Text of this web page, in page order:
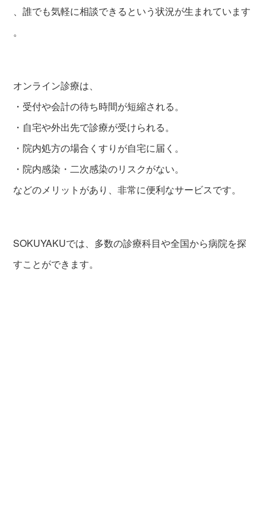
、誰でも気軽に相談できるという状況が生まれています
。
オンライン診療は、
・受付や会計の待ち時間が短縮される。
・自宅や外出先で診療が受けられる。
・院内処方の場合くすりが自宅に届く。
・院内感染・二次感染のリスクがない。
などのメリットがあり、非常に便利なサービスです。
SOKUYAKUでは、多数の診療科目や全国から病院を探
すことができます。